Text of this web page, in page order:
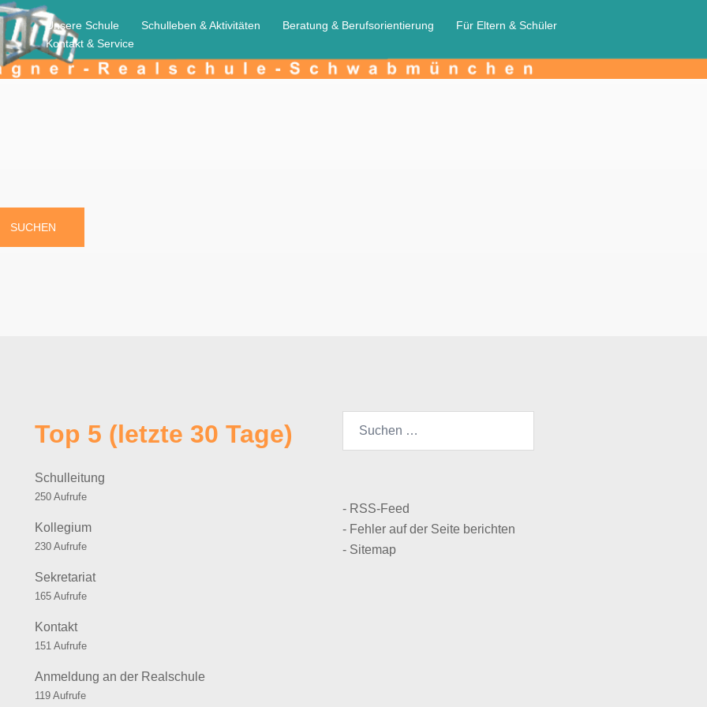
Unsere Schule Schulleben & Aktivitäten Beratung & Berufsorientierung
Für Eltern & Schüler
Kontakt & Service
Top 5 (letzte 30 Tage)
Schulleitung
250 Aufrufe
Kollegium
230 Aufrufe
Sekretariat
165 Aufrufe
Kontakt
151 Aufrufe
Anmeldung an der Realschule
119 Aufrufe
- RSS-Feed
- Fehler auf der Seite berichten
- Sitemap